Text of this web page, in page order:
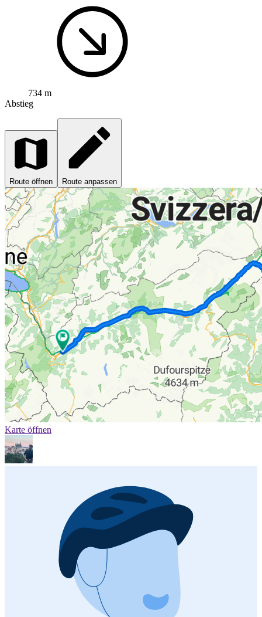
734 m
Abstieg
Route öffnen Route anpassen
Karte öffnen